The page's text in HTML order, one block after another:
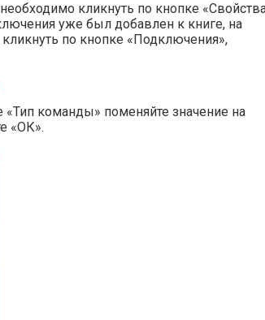
кликнуть по кнопке
уже был добавлен к книге, на
по кнопке «Подключения»,
команды» поменяйте значение на
«ОК».